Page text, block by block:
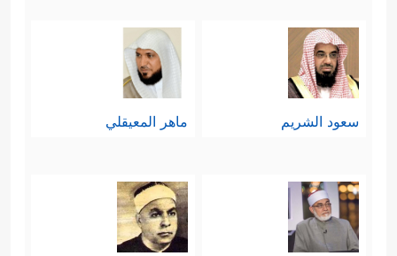
سعود الشريم ماهر المعيقلي